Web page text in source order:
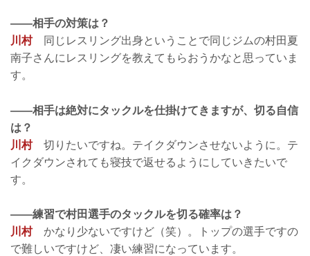
——相手の対策は？
川村同じレスリング出身ということで同じジムの村田夏
南子さんにレスリングを教えてもらおうかなと思っていま
す。
——相手は絶対にタックルを仕掛けてきますが、切る自信
は？
川村切りたいですね。テイクダウンさせないように。テ
イクダウンされても寝技で返せるようにしていきたいで
す。
——練習で村田選手のタックルを切る確率は？
川村かなり少ないですけど（笑）。トップの選手ですの
で難しいですけど、凄い練習になっています。